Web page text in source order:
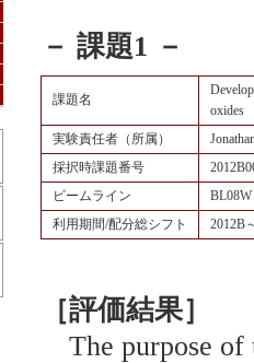
－ 課題1 －
課題名
oxides
実験責任者（所属）
採択時課題番号
ビームライン
BL08W
利用期間/配分総シフト
2012B
［評価結果］
The purpose of